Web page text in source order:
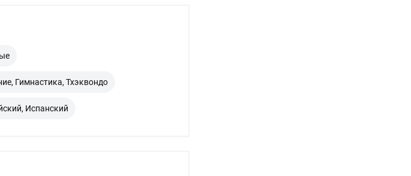
Гимнастика, Тхэквондо
Испанский